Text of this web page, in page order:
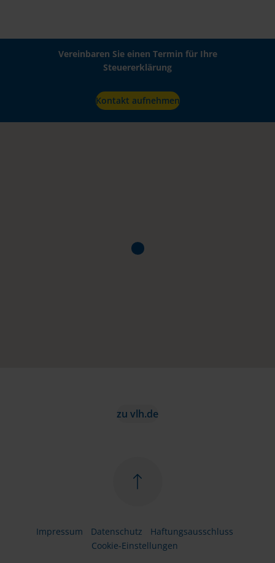
Vereinbaren Sie einen Termin für Ihre
Steuererklärung
Kontakt aufnehmen
zu vlh.de
Impressum Datenschutz
Haftungsausschluss
Cookie-Einstellungen